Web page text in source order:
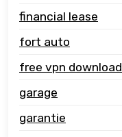
financial lease
fort auto
free vpn download
garage
garantie